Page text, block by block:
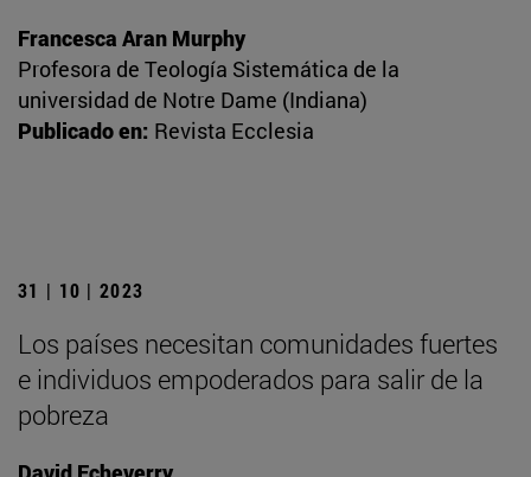
Francesca Aran Murphy
Profesora de Teología Sistemática de la
universidad de Notre Dame (Indiana)
Publicado en: Revista Ecclesia
31 | 10 | 2023
Los países necesitan comunidades fuertes
e individuos empoderados para salir de la
pobreza